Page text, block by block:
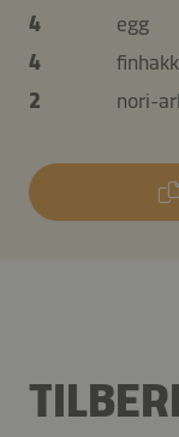
4
egg
4
2
nori-